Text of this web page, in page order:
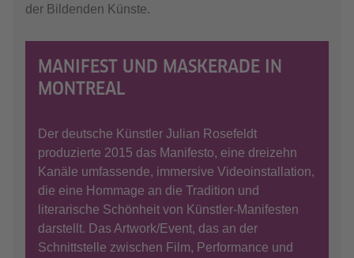
der Bildenden Künste.
MANIFEST UND MASKERADE IN
MONTREAL
Der deutsche Künstler Julian Rosefeldt
produzierte 2015 das Manifesto, eine dreizehn
Kanäle umfassende, immersive Videoinstallation,
die eine Hommage an die Tradition und
literarische Schönheit von Künstler-Manifesten
darstellt. Das Artwork/Event, das an der
Schnittstelle zwischen Film, Performance und